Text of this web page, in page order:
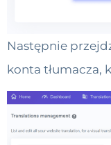
Następnie
konta tłumacza,